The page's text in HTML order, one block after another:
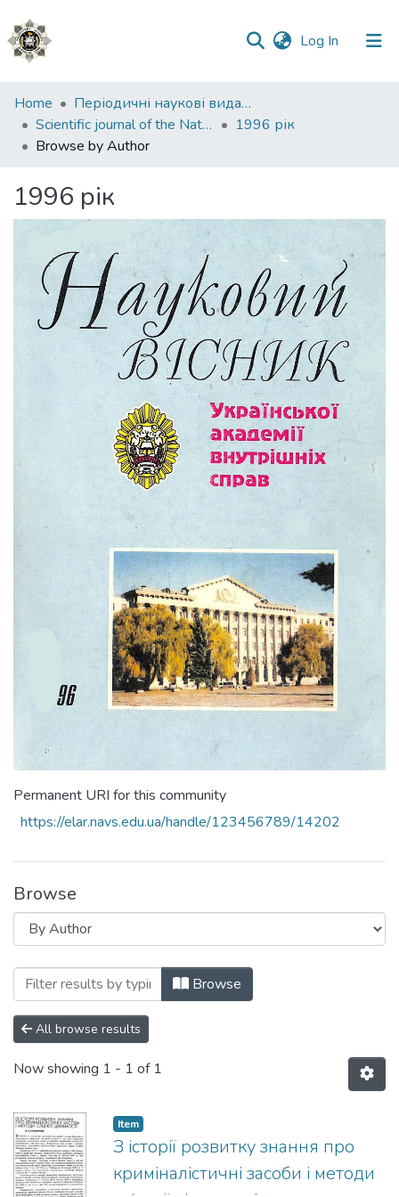
Log In (current)
Communities
&
Collections
Home
Періодичні наукові видання НАВС
Scientific journal of the National Academy of Internal Affairs
1996 рік
Browse by Author
1996 рік
Permanent URI for this community
https://elar.navs.edu.ua/handle/123456789/14202
Browse
Browsing 1996 рік by Author
Browse
All browse results
Now showing 1 - 1 of 1
Item
З історії розвитку знання про
криміналістичні засоби і методи